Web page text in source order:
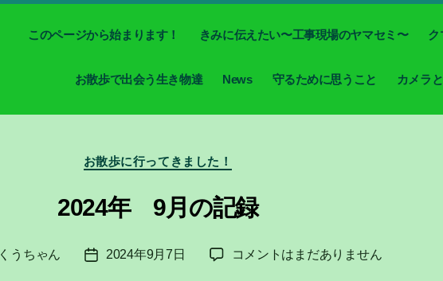
このページから始まります！ きみに伝えたい〜工事現場のヤマセミ〜 ク
お散歩で出会う生き物達 News 守るために思うこと カメラ
テ
リ
ー
お散歩に行ってきました！
2024年 9月の記録
くうちゃん
投
2024年9月7日
2024
コメントはまだありません